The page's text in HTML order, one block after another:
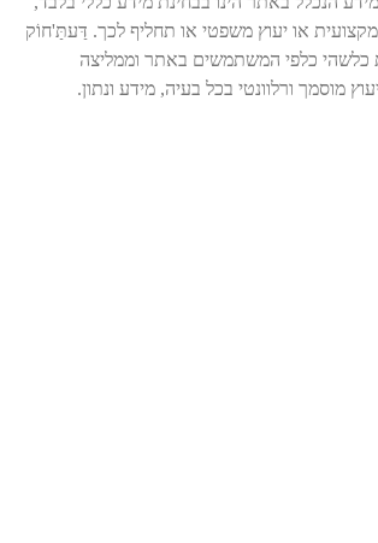
מקצועית או יעוץ משפטי או תחליף לכך. דַּעתַּ'חוֹק
כלשהי כלפי המשתמשים באתר וממליצה
מוסמך ורלוונטי בכל בעיה, מידע ונתון.